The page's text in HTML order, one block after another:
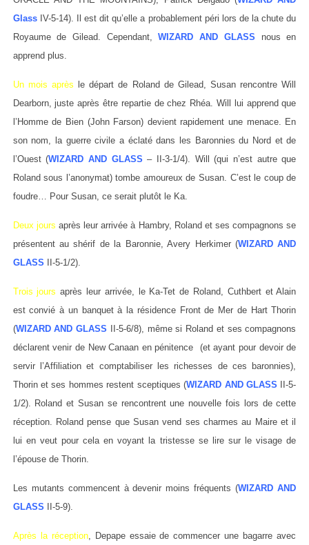
GlassIV-5-14). Il est dit qu’elle a probablement péri lors de la chute du
Royaume de Gilead. Cependant,WIZARD AND GLASS nous en
apprend plus.
Un mois après le départ de Roland de Gilead, Susan rencontre Will
Dearborn, juste après être repartie de chez Rhéa. Will lui apprend que
l’Homme de Bien (John Farson) devient rapidement une menace. En
son nom, la guerre civile a éclaté dans les Baronnies du Nord et de
l’Ouest (WIZARD AND GLASS – II-3-1/4). Will (qui n’est autre que
Roland sous l’anonymat) tombe amoureux de Susan. C’est le coup de
foudre… Pour Susan, ce serait plutôt le Ka.
Deux jours après leur arrivée à Hambry, Roland et ses compagnons se
présentent au shérif de la Baronnie, Avery Herkimer (WIZARD AND
GLASS II-5-1/2).
Trois joursaprès leur arrivée, le Ka-Tet de Roland, Cuthbert et Alain
est convié à un banquet à la résidence Front de Mer de Hart Thorin
(WIZARD AND GLASS II-5-6/8), même si Roland et ses compagnons
déclarent venir de New Canaan en pénitence (et ayant pour devoir de
servir l’Affiliation et comptabiliser les richesses de ces baronnies),
Thorin et ses hommes restent sceptiques (WIZARD AND GLASS II-5-
1/2). Roland et Susan se rencontrent une nouvelle fois lors de cette
réception. Roland pense que Susan vend ses charmes au Maire et il
lui en veut pour cela en voyant la tristesse se lire sur le visage de
l’épouse de Thorin.
Les mutants commencent à devenir moins fréquents (WIZARD AND
GLASS II-5-9).
Après la réception, Depape essaie de commencer une bagarre avec